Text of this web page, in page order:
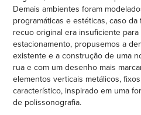
Demais ambientes foram
programáticas e estéticas, caso
recuo original era insuficiente
estacionamento, propusemos a
existente e a construção de uma
rua e com um desenho mais
elementos verticais metálicos,
característico, inspirado em uma
de polissonografia.